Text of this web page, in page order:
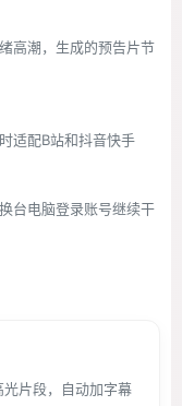
高潮，生成的预告片节
适配B站和抖音快手
台电脑登录账号继续干
片段，自动加字幕